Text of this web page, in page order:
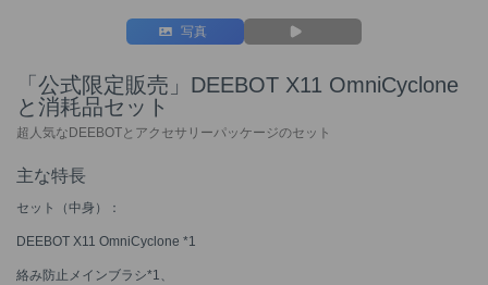
写真
「公式限定販売」DEEBOT X11 OmniCyclone
と消耗品セット
超人気なDEEBOTとアクセサリーパッケージのセット
主な特長
セット（中身）：
DEEBOT X11 OmniCyclone *1
絡み防止メインブラシ*1、